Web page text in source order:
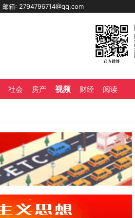
邮箱: 2794796714@qq.com
社会 房产 视频 财经 阅读